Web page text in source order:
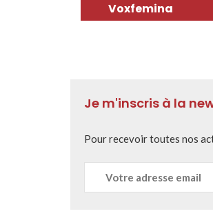
Voxfemina
Je m'inscris à la
Pour recevoir toutes nos